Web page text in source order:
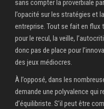
sans compter la proverbiale
l’opacité sur les stratégies et
entreprise. Tout se fait en flux
pour le recul, la veille,
donc pas de place pour
des jeux médiocres.
À l’opposé, dans les
demande une polyvalence qui
d’équilibriste. S’il peut être